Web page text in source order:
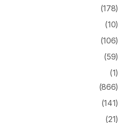
(178)
(10)
(106)
(59)
(1)
(866)
(141)
(21)